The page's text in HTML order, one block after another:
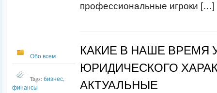
профессиональные игроки […]
Обо всем
Tags:бизнес
финансы
КАКИЕ В НАШЕ ВРЕМЯ
ЮРИДИЧЕСКОГО
АКТУАЛЬНЫЕ